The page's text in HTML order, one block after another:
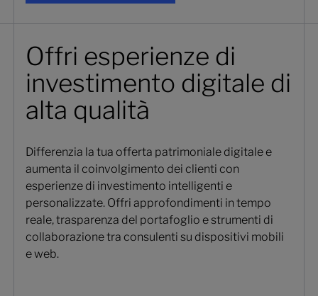
Offri esperienze di
investimento digitale di
alta qualità
Differenzia la tua offerta patrimoniale digitale e
aumenta il coinvolgimento dei clienti con
esperienze di investimento intelligenti e
personalizzate. Offri approfondimenti in tempo
reale, trasparenza del portafoglio e strumenti di
collaborazione tra consulenti su dispositivi mobili
e web.